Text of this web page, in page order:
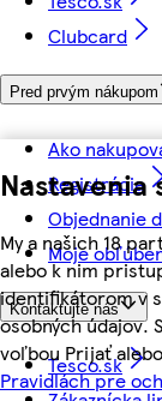
Nastavenia
My a našich 18
alebo k nim
identifikátorom v
osobných údajov.
voľbou Prijať
Pravidlách pre
Clubcard
Pred prvým nákupom
Ako
Registrácia
Objednanie
Moje
Kontaktujte nás
Tesco.sk